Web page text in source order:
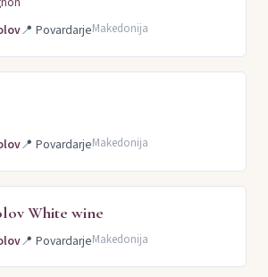
📍 PovardarjeMakedonija
📍 PovardarjeMakedonija
White wine
📍 PovardarjeMakedonija